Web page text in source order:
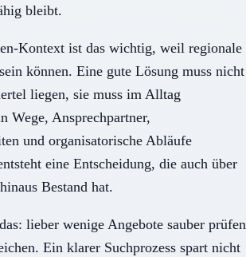
bleibt.
Kontext ist das wichtig, weil regionale
können. Eine gute Lösung muss nicht
liegen, sie muss im Alltag
Wege, Ansprechpartner,
und organisatorische Abläufe
eine Entscheidung, die auch über
Bestand hat.
lieber wenige Angebote sauber prüfen
Ein klarer Suchprozess spart nicht